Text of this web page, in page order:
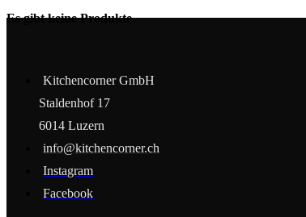
Es gibt keine Produkte.
Kitchencorner GmbH
Staldenhof 17
6014 Luzern
info@kitchencorner.ch
Instagram
Facebook